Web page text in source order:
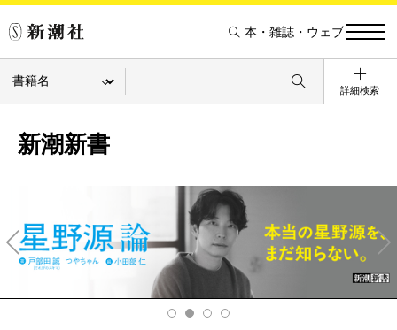
本・雑誌・ウェブ
詳細検索
新潮新書
v
Ne
xt